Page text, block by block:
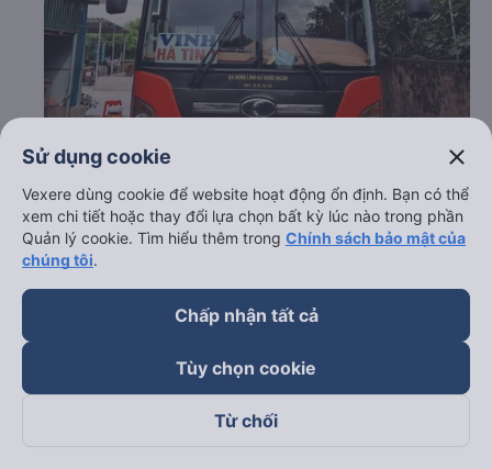
c. Lộ trình, giờ khởi hành và giờ kết thúc của xe khách Tân
Giờ xuất phát ở Bến xe Nước Ngầm: 22:00
Giờ đến nơi ở Thanh Hóa - Thanh Hóa: 00:48
Thời gian chạy từ Bến xe Nước Ngầm đi Thanh Hóa -
Sử dụng cookie close
Vexere dùng cookie để website hoạt động ổn định. Bạn có thể
xem chi tiết hoặc thay đổi lựa chọn bất kỳ lúc nào trong phần
Quản lý cookie. Tìm hiểu thêm trong Chính sách bảo mật của
chúng tôi.
Chấp nhận tất cả
Tùy chọn cookie
Từ chối